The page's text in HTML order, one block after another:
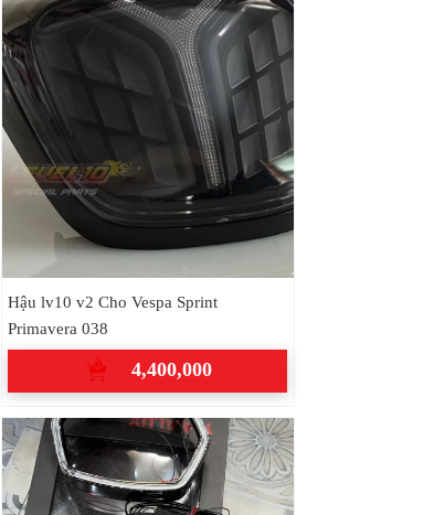
Hậu lv10 v2 Cho Vespa Sprint
Primavera 038
4,400,000